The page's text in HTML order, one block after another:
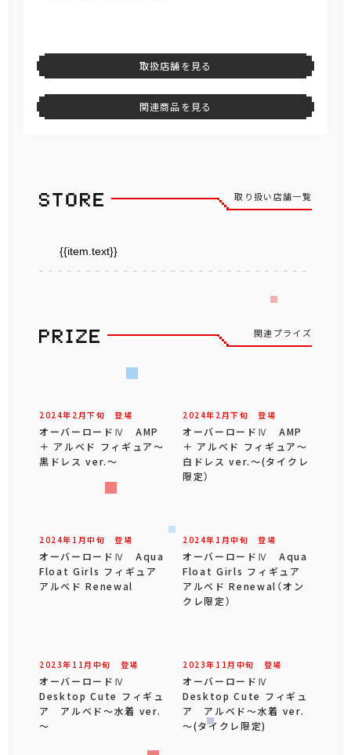
取扱店舗を見る
関連商品を見る
取り扱い店舗一覧
{{item.text}}
関連プライズ
2024年 2 月下旬 登場
オーバーロードⅣ AMP
＋ アルベド フィギュア～
黒ドレス ver.～
2024年 2 月下旬 登場
オーバーロードⅣ AMP
＋ アルベド フィギュア～
白ドレス ver.～(タイクレ
限定）
2024年 1 月中旬 登場
オーバーロードⅣ Aqua
Float Girls フィギュア
アルベド Renewal
2024年 1 月中旬 登場
オーバーロードⅣ Aqua
Float Girls フィギュア
アルベド Renewal（オン
クレ限定）
2023年 11 月 中旬 登場
オーバーロードⅣ
Desktop Cute フィギュ
ア アルベド～水着 ver.
～
2023年 11 月 中旬 登場
オーバーロードⅣ
Desktop Cute フィギュ
ア アルベド～水着 ver.
～(タイクレ限定)